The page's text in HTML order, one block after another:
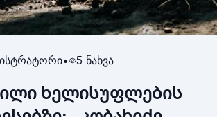
• 5 ნახვა
ხელისუფლების